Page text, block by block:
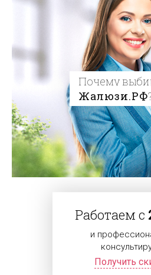
Почему
Жалюзи.РФ
Работаем с
и
Получить